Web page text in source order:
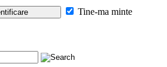
Tine-ma minte